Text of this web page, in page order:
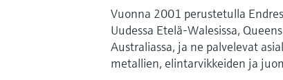
Vuonna 2001 perustetulla
Uudessa Etelä-Walesissa,
Australiassa, ja ne palvelevat
metallien, elintarvikkeiden ja